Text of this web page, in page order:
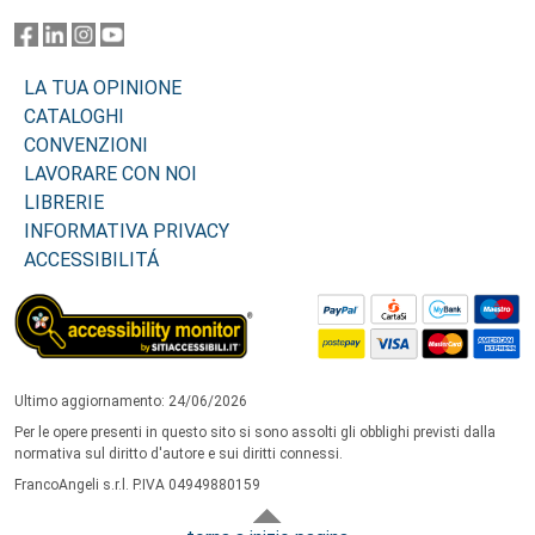
LA TUA OPINIONE
CATALOGHI
CONVENZIONI
LAVORARE CON NOI
LIBRERIE
INFORMATIVA PRIVACY
ACCESSIBILITÁ
Ultimo aggiornamento: 24/06/2026
Per le opere presenti in questo sito si sono assolti gli obblighi previsti dalla
normativa sul diritto d'autore e sui diritti connessi.
FrancoAngeli s.r.l. P.IVA 04949880159